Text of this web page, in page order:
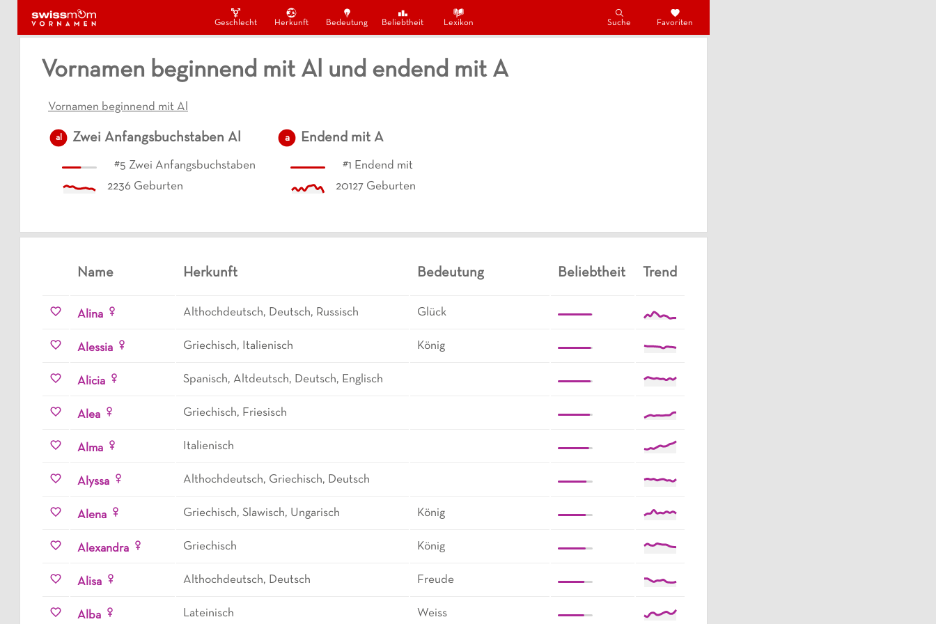
Geschlecht Herkunft Bedeutung Beliebtheit Lexikon Suche Favoriten
Vornamen beginnend mit Al und endend mit A
Vornamen beginnend mit Al
al Zwei Anfangsbuchstaben Al
#5 Zwei Anfangsbuchstaben
2236 Geburten
a Endend mit A
#1 Endend mit
20127 Geburten
Name Herkunft Bedeutung Beliebtheit Trend
Alina Althochdeutsch, Deutsch, Russisch Glück
Alessia Griechisch, Italienisch König
Alicia Spanisch, Altdeutsch, Deutsch, Englisch
Alea Griechisch, Friesisch
Alma Italienisch
Alyssa Althochdeutsch, Griechisch, Deutsch
Alena Griechisch, Slawisch, Ungarisch König
Alexandra Griechisch König
Alisa Althochdeutsch, Deutsch Freude
Alba Lateinisch Weiss